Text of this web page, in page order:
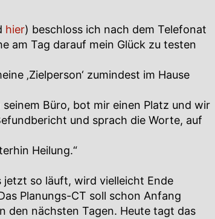
hier) beschloss ich nach dem Telefonat
am Tag darauf mein Glück zu testen
‚Zielperson‘ zumindest im Hause
Büro, bot mir einen Platz und wir
und sprach die Worte, auf
Heilung.“
jetzt so läuft, wird vielleicht Ende
Planungs-CT soll schon Anfang
den nächsten Tagen. Heute tagt das